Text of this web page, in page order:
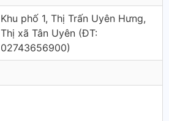
Khu phố 1, Thị Trấn Uyên Hưng,
Thị xã Tân Uyên (ÐT:
02743656900)